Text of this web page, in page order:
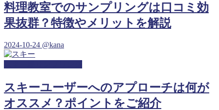
料理教室でのサンプリングは口コミ効
果抜群？特徴やメリットを解説
2024-10-24 @kana
スキーユーザーへのアプローチは何が
オススメ？ポイントをご紹介